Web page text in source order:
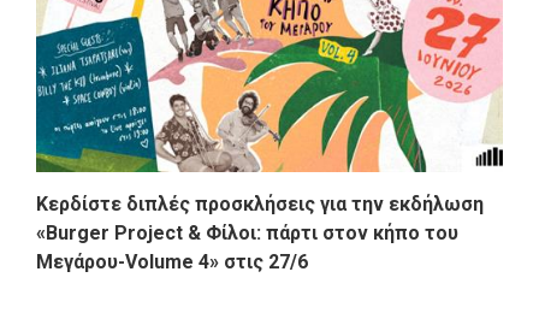
Κερδίστε διπλές προσκλήσεις για την εκδήλωση
«Burger Project & Φίλοι: πάρτι στον κήπο του
Μεγάρου-Volume 4» στις 27/6